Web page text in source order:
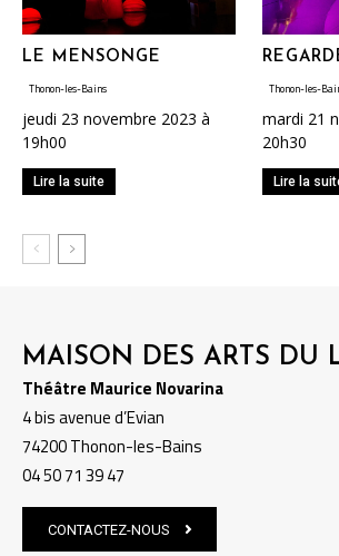
LE MENSONGE
Thonon-les-Bains
jeudi 23 novembre 2023 à
19h00
Lire la suite
Thonon-les-
mardi 21
20h30
Lire la
MAISON DES ARTS DU
Théâtre Maurice Novarina
4 bis avenue d’Evian
74200 Thonon-les-Bains
04 50 71 39 47
CONTACTEZ-NOUS